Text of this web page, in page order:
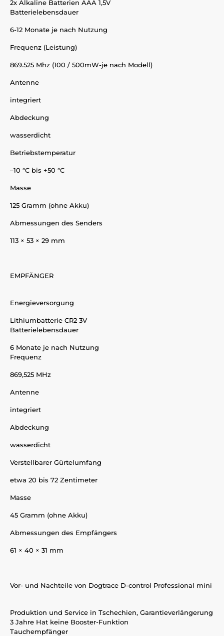
2x Alkaline Batterien AAA 1,5V
Batterielebensdauer
6-12 Monate je nach Nutzung
Frequenz (Leistung)
869.525 Mhz (100 / 500mW-je nach Modell)
Antenne
integriert
Abdeckung
wasserdicht
Betriebstemperatur
–10 °C bis +50 °C
Masse
125 Gramm (ohne Akku)
Abmessungen des Senders
113 × 53 × 29 mm
EMPFÄNGER
Energieversorgung
Lithiumbatterie CR2 3V
Batterielebensdauer
6 Monate je nach Nutzung
Frequenz
869,525 MHz
Antenne
integriert
Abdeckung
wasserdicht
Verstellbarer Gürtelumfang
etwa 20 bis 72 Zentimeter
Masse
45 Gramm (ohne Akku)
Abmessungen des Empfängers
61 × 40 × 31 mm
Vor- und Nachteile von Dogtrace D-control Professional mini
Produktion und Service in Tschechien, Garantieverlängerung
3 Jahre Hat keine Booster-Funktion
Tauchempfänger